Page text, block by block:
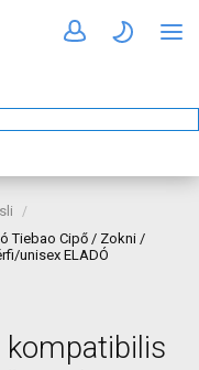
Tiebao Cipő / Zokni /
unisex ELADÓ
kompatibilis